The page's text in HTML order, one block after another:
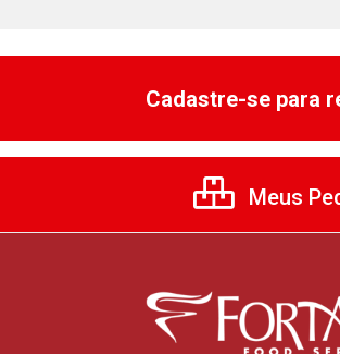
Cadastre-se para
Meus